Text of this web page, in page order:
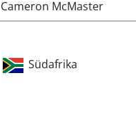
Cameron McMaster
Südafrika